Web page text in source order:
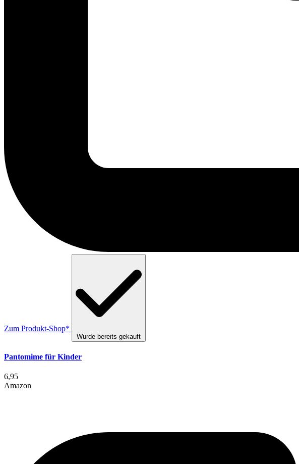
Zum Produkt-Shop*
Wurde bereits gekauft
Pantomime für Kinder
6,95
Amazon